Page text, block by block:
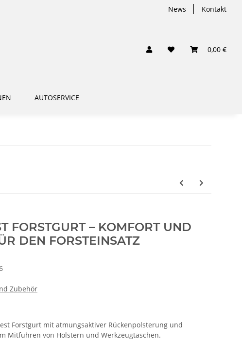
News Kontakt
0,00 €
AUTOSERVICE
FORSTGURT – KOMFORT UND
DEN FORSTEINSATZ
Zubehör
Forstgurt mit atmungsaktiver Rückenpolsterung und
Mitführen von Holstern und Werkzeugtaschen.